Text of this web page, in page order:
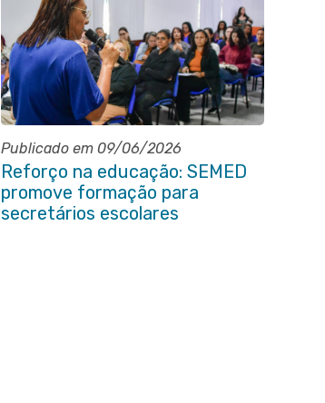
Publicado em 09/06/2026
Reforço na educação: SEMED
promove formação para
secretários escolares